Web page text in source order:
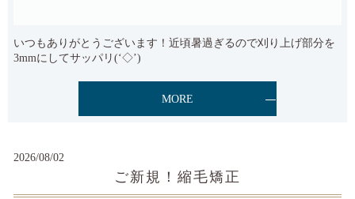
いつもありがとうございます！近頃暑過ぎるので刈り上げ部分を
3mmにしてサッパリ(‘◇’)ゞ
MORE
2026/08/02
ご新規！縮毛矯正